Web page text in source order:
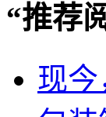
“推荐
现